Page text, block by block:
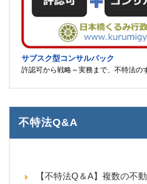
サブスク型コンサルパック
許認可から戦略～実務まで、不特法の
不特法Q&A
【不特法Q＆A】複数の不